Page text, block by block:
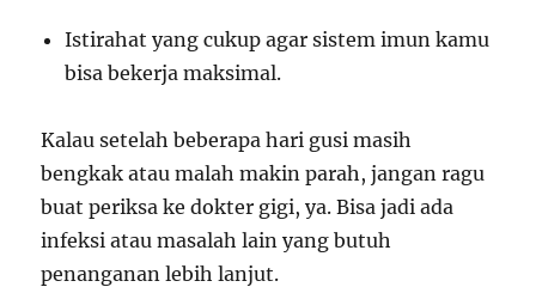
Istirahat yang cukup agar sistem imun kamu
bisa bekerja maksimal.
Kalau setelah beberapa hari gusi masih
bengkak atau malah makin parah, jangan ragu
buat periksa ke dokter gigi, ya. Bisa jadi ada
infeksi atau masalah lain yang butuh
penanganan lebih lanjut.